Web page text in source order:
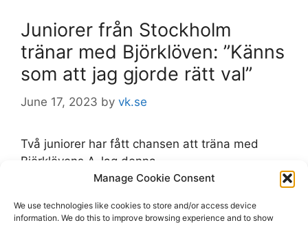
Manage Cookie Consent
We use technologies like cookies to store and/or access device
information. We do this to improve browsing experience and to show
Juniorer från Stockholm
tränar med Björklöven: ”Känns
som att jag gjorde rätt val”
June 17, 2023 by vk.se
Två juniorer har fått chansen att träna med
Björklövens A-lag denna
försäsong. Stockholmskillarna Axel Blom och
laget i höst – och de hoppas få chansen att